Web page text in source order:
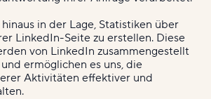
in der Lage, Statistiken über
LinkedIn-Seite zu erstellen. Diese
von LinkedIn zusammengestellt
und ermöglichen es uns, die
Aktivitäten effektiver und